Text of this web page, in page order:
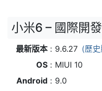
小米6 – 國際開
最新版本 9.6.27 (歷
OS
MIUI 10
Android
9.0